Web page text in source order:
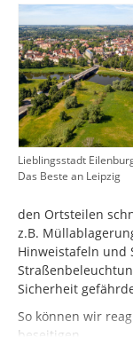
Lieblingsstadt
Das Beste an Leipzig
den Ortsteilen
z.B.
Hinweistafeln und
Sicherheit
So können wir